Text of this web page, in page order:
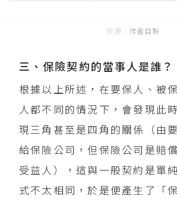
作者自製
三、保險契約的當事人是誰？
根據以上所述，在要保人、被
人都不同的情況下，會發現此
現三角甚至是四角的關係（由
給保險公司，但保險公司是賠
受益人），這與一般契約是單
式不太相同，於是便產生了「